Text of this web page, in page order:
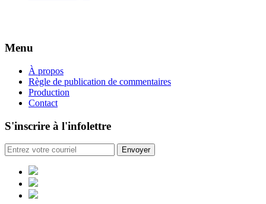
Menu
À propos
Règle de publication de commentaires
Production
Contact
S'inscrire à l'infolettre